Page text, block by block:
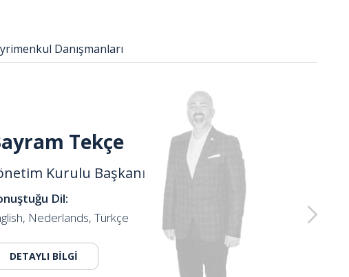
Danışmanları
Tekçe
Kurulu Başkanı
Dil:
Nederlands, Türkçe
DETAYLI BİLGİ